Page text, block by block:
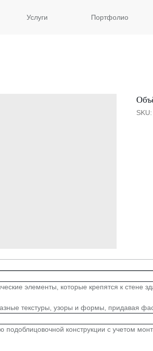
Услуги Портфолио
SKU:
элементы, которые крепятся к
текстуры, узоры и формы, придавая
конструкции с учетом